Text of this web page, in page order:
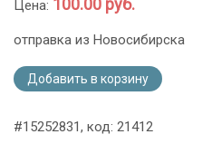
Цена: 100.00 руб.
отправка из Новосибирска
Добавить в корзину
#15252831, код: 21412